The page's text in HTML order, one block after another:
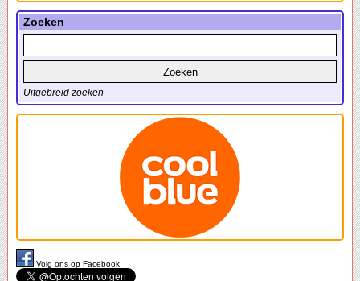
Zoeken
Uitgebreid zoeken
Volg ons op Facebook